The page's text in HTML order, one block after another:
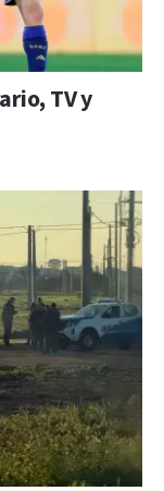
TV y